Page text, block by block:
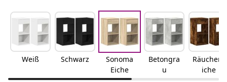
Weiß Schwarz
Sonoma
Eiche
Betongra
u
Räuchere
iche